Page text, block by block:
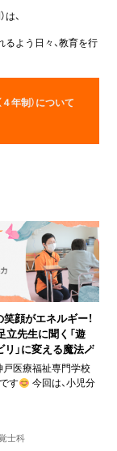
、
よう日々、教育を行
年制）について
顔がエネルギー！
立先生に聞く「遊
リ」に変える魔法🪄
戸医療福祉専門学校
す
今回は、小児分
士科